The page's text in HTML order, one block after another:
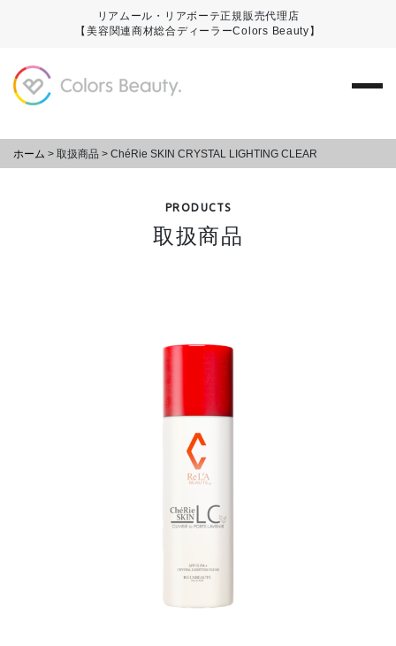
リアムール・リアボーテ正規販売代理店
【美容関連商材総合ディーラーColors Beauty】
ホーム > 取扱商品 > ChéRie SKIN CRYSTAL LIGHTING CLEAR
PRODUCTS
取扱商品